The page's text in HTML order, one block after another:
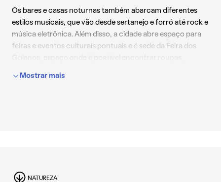
Os bares e casas noturnas também abarcam diferentes
estilos musicais, que vão desde sertanejo e forró até rock e
música eletrônica. Além disso, a cidade abre espaço para
feiras e eventos culturais pontuais e é sede da Feira dos
(TaguaParque) recebe os moradores para caminhadas e
Mostrar mais
NATUREZA